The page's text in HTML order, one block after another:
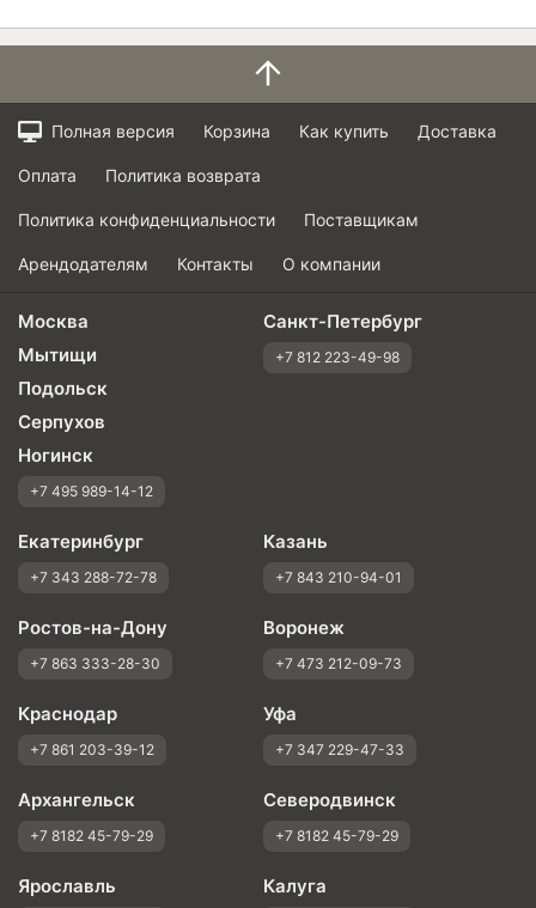
Полная версия Корзина Как купить Доставка
Оплата Политика возврата
Политика конфиденциальности Поставщикам
Арендодателям Контакты О компании
Москва
Мытищи
Подольск
Серпухов
Ногинск
+7 495 989-14-12
Санкт-Петербург
+7 812 223-49-98
Екатеринбург
+7 343 288-72-78
Казань
+7 843 210-94-01
Ростов-на-Дону
+7 863 333-28-30
Воронеж
+7 473 212-09-73
Краснодар
+7 861 203-39-12
Уфа
+7 347 229-47-33
Архангельск
+7 8182 45-79-29
Северодвинск
+7 8182 45-79-29
Ярославль Калуга